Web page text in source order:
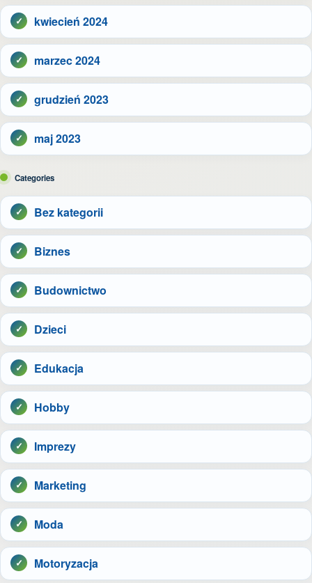
kwiecień 2024
marzec 2024
grudzień 2023
maj 2023
Categories
Bez kategorii
Biznes
Budownictwo
Dzieci
Edukacja
Hobby
Imprezy
Marketing
Moda
Motoryzacja